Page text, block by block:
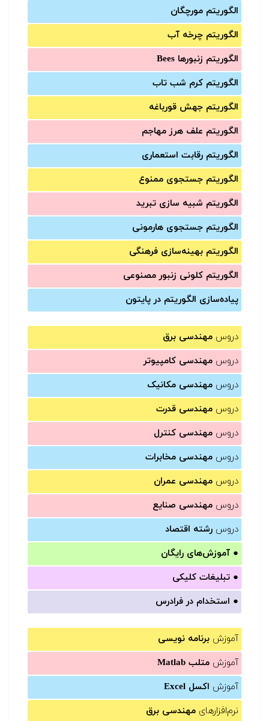
الگوریتم مورچگان
الگوریتم چرخه آب
الگوریتم زنبورها Bees
الگوریتم کرم شب تاب
الگوریتم جهش قورباغه
الگوریتم علف هرز مهاجم
الگوریتم رقابت استعماری
الگوریتم جستجوی ممنوع
الگوریتم شبیه سازی تبرید
الگوریتم جستجوی هارمونی
الگوریتم بهینه‌سازی فرهنگی
الگوریتم کلونی زنبور مصنوعی
پیاده‌سازی الگوریتم در پایتون
دروس مهندسی برق
دروس مهندسی کامپیوتر
دروس مهندسی مکانیک
دروس مهندسی قدرت
دروس مهندسی کنترل
دروس مهندسی مخابرات
دروس مهندسی عمران
دروس مهندسی صنایع
دروس رشته اقتصاد
● آموزش‌های رایگان
● تبلیغات کلیکی
● استخدام در فرادرس
آموزش برنامه نویسی
آموزش متلب Matlab
آموزش اکسل Excel
نرم‌افزارهای مهندسی برق